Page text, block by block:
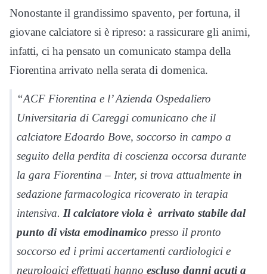
Nonostante il grandissimo spavento, per fortuna, il
giovane calciatore si è ripreso: a rassicurare gli animi,
infatti, ci ha pensato un comunicato stampa della
Fiorentina arrivato nella serata di domenica.
“ACF Fiorentina e l’ Azienda Ospedaliero
Universitaria di Careggi comunicano che il
calciatore Edoardo Bove, soccorso in campo a
seguito della perdita di coscienza occorsa durante
la gara Fiorentina – Inter, si trova attualmente in
sedazione farmacologica ricoverato in terapia
intensiva. Il calciatore viola è arrivato stabile dal
punto di vista emodinamico presso il pronto
soccorso ed i primi accertamenti cardiologici e
neurologici effettuati hanno escluso danni acuti a